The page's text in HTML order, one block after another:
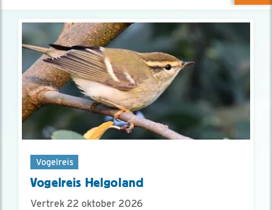
Vogelreis
Vogelreis Helgoland
Vertrek 22 oktober 2026